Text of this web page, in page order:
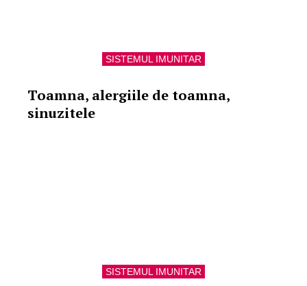
SISTEMUL IMUNITAR
Toamna, alergiile de toamna,
sinuzitele
SISTEMUL IMUNITAR